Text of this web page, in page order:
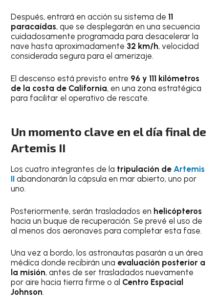
Después, entrará en acción su sistema de11
paracaídas, que se desplegarán en una secuencia
cuidadosamente programada para desacelerar la
nave hasta aproximadamente 32 km/h, velocidad
considerada segura para el amerizaje.
El descenso está previsto entre 96 y 111 kilómetros
de la costa de California, en una zona estratégica
para facilitar el operativo de rescate.
Un momento clave en el día final de
Artemis II
Los cuatro integrantes de la tripulación deArtemis
II abandonarán la cápsula en mar abierto, uno por
uno.
Posteriormente, serán trasladados en helicópteros
hacia un buque de recuperación. Se prevé el uso de
al menos dos aeronaves para completar esta fase.
Una vez a bordo, los astronautas pasarán a un área
médica donde recibirán una evaluación posterior a
la misión, antes de ser trasladados nuevamente
por aire hacia tierra firme o al Centro Espacial
Johnson.